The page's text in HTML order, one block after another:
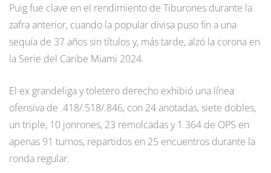
Puig fue clave en el rendimiento de Tiburones durante la
zafra anterior, cuando la popular divisa puso fin a una
sequía de 37 años sin títulos y, más tarde, alzó la corona en
la Serie del Caribe Miami 2024.
El ex grandeliga y toletero derecho exhibió una línea
ofensiva de .418/.518/.846, con 24 anotadas, siete dobles,
un triple, 10 jonrones, 23 remolcadas y 1.364 de OPS en
apenas 91 turnos, repartidos en 25 encuentros durante la
ronda regular.